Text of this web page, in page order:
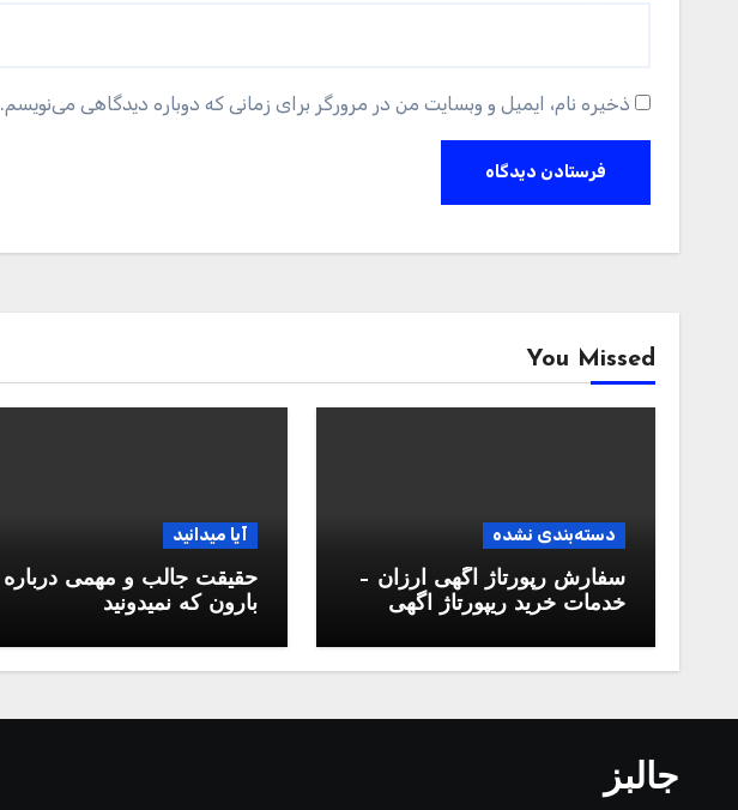
ذخیره نام، ایمیل و وبسایت من در مرورگر برای زمانی که دوباره دیدگاهی می‌نویسم.
You Missed
دسته‌بندی نشده
سفارش رپورتاژ آگهی ارزان –
خدمات خرید ریپورتاژ اگهی
آیا میدانید
حقیقت جالب و مهمی درباره
بارون که نمیدونید
جالبز